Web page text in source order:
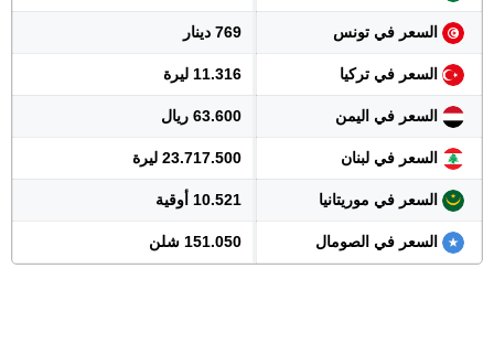
السعر في تونس 769 دينار
السعر في تركيا 11.316 ليرة
السعر في اليمن 63.600 ريال
السعر في لبنان 23.717.500 ليرة
السعر في موريتانيا 10.521 أوقية
السعر في الصومال 151.050 شلن